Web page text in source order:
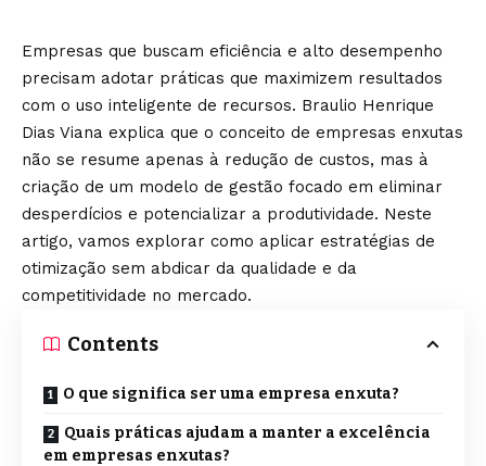
Empresas que buscam eficiência e alto desempenho
precisam adotar práticas que maximizem resultados
com o uso inteligente de recursos. Braulio Henrique
Dias Viana explica que o conceito de empresas enxutas
não se resume apenas à redução de custos, mas à
criação de um modelo de gestão focado em eliminar
desperdícios e potencializar a produtividade. Neste
artigo, vamos explorar como aplicar estratégias de
otimização sem abdicar da qualidade e da
competitividade no mercado.
Contents
O que significa ser uma empresa enxuta?
Quais práticas ajudam a manter a excelência
em empresas enxutas?